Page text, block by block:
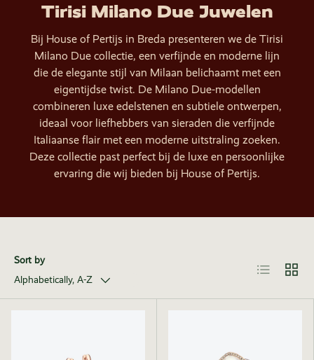
Tirisi Milano Due Juwelen
Bij House of Pertijs in Breda presenteren we de Tirisi
Milano Due collectie, een verfijnde en moderne lijn
die de elegante stijl van Milaan belichaamt met een
eigentijdse twist. De Milano Due-modellen
combineren luxe edelstenen en subtiele ontwerpen,
ideaal voor liefhebbers van sieraden die verfijnde
Italiaanse flair met een moderne uitstraling zoeken.
Deze collectie past perfect bij de luxe en persoonlijke
ervaring die wij bieden bij House of Pertijs.
Sort by
Alphabetically, A-Z
List Grid